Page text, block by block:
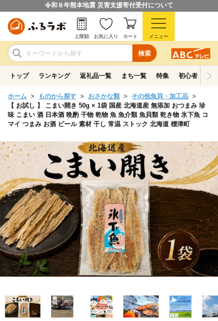
令和８年熊本地震 災害支援寄付受付について
検索
上限額 お気に入り カート メニュー
トップ ランキング 返礼品一覧 まち一覧 特集 初心者ガイド
ホーム ものから探す おさかな類
その他魚貝・加工品
【 お試し 】 こまい開き 50g × 1袋 国産 北海道産 無添加 おつまみ 珍
味 こまい 酒 日本酒 晩酌 干物 乾物 魚 魚介類 魚貝類 乾き物 氷下魚 コ
マイ つまみ お酒 ビール 素材 干し 常温 ストック 北海道 標津町